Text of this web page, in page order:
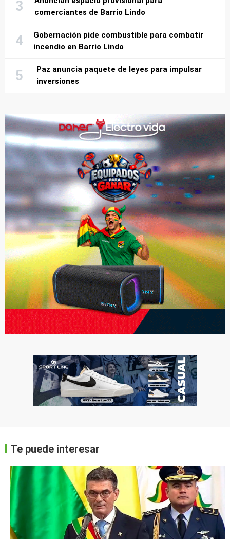
comerciantes de Barrio Lindo
Gobernación pide combustible para combatir
incendio en Barrio Lindo
Paz anuncia paquete de leyes para impulsar
inversiones
Te puede interesar